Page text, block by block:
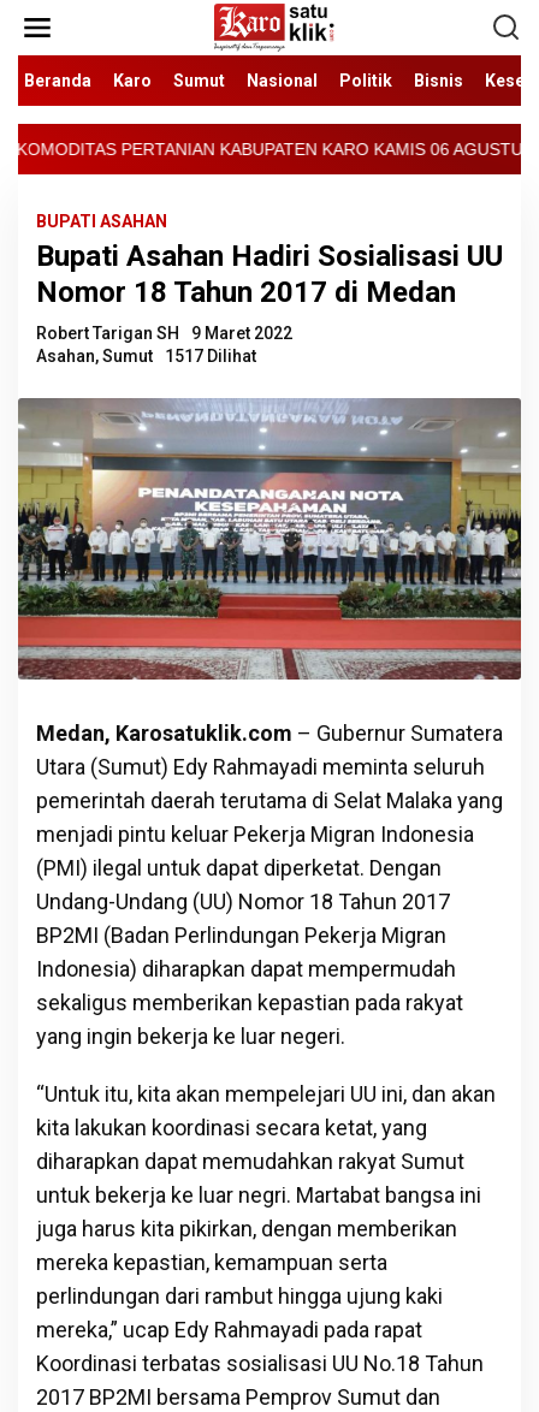
konten
Beranda
Karo Sumut Nasional Politik Bisnis
KABUPATEN KARO KAMIS 06 AGUSTUS 2026 - ARCIS
BUPATI ASAHAN
Bupati Asahan Hadiri Sosialisasi UU
Nomor 18 Tahun 2017 di Medan
Robert Tarigan SH
9 Maret 2022
Asahan,Sumut 1517 Dilihat
Medan, Karosatuklik.com – Gubernur Sumatera
Utara (Sumut) Edy Rahmayadi meminta seluruh
pemerintah daerah terutama di Selat Malaka yang
menjadi pintu keluar Pekerja Migran Indonesia
(PMI) ilegal untuk dapat diperketat. Dengan
Undang-Undang (UU) Nomor 18 Tahun 2017
BP2MI (Badan Perlindungan Pekerja Migran
Indonesia) diharapkan dapat mempermudah
sekaligus memberikan kepastian pada rakyat
yang ingin bekerja ke luar negeri.
“Untuk itu, kita akan mempelejari UU ini, dan akan
kita lakukan koordinasi secara ketat, yang
diharapkan dapat memudahkan rakyat Sumut
untuk bekerja ke luar negri. Martabat bangsa ini
juga harus kita pikirkan, dengan memberikan
mereka kepastian, kemampuan serta
perlindungan dari rambut hingga ujung kaki
mereka,” ucap Edy Rahmayadi pada rapat
Koordinasi terbatas sosialisasi UU No.18 Tahun
2017 BP2MI bersama Pemprov Sumut dan